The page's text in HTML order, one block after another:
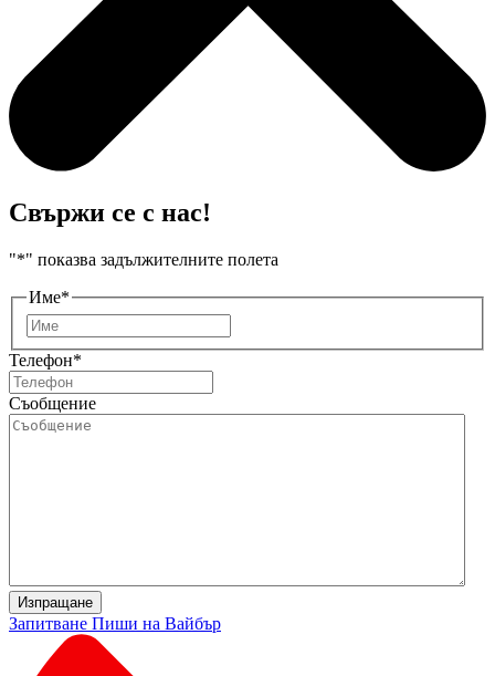
Свържи се с нас!
"*" показва задължителните полета
Име*
Телефон*
Съобщение
Изпращане
Запитване Пиши на Вайбър